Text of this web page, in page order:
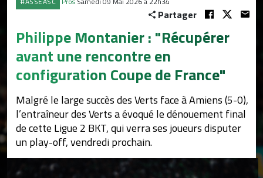
Partager
Philippe Montanier : "Récupérer
avant une rencontre en
configuration Coupe de France"
Malgré le large succès des Verts face à Amiens (5-0),
l’entraîneur des Verts a évoqué le dénouement final
de cette Ligue 2 BKT, qui verra ses joueurs disputer
un play-off, vendredi prochain.